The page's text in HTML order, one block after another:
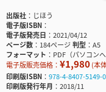
出版社
じほう
電子版ISBN
電子版発売日
2021/04/12
ページ数
184ページ判型
A5
フォーマット
PDF（パソコン
電子版販売価格： ¥1,980(本
印刷版ISBN
978-4-8407-5149-0
印刷版発行年月
2018/11